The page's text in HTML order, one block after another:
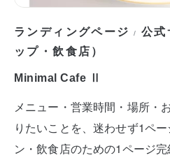
ランディングページ / 公式
ップ・飲食店）
Minimal Cafe Ⅱ
メニュー・営業時間・場所・
りたいことを、迷わせず1ペ
ン・飲食店のための1ページ